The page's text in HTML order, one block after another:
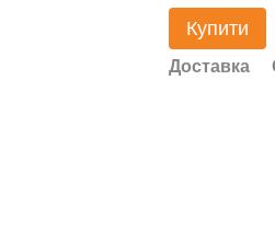
Купити
Доставка